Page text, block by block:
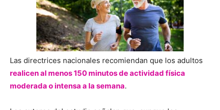
Las directrices nacionales recomiendan que los adultos
realicen al menos 150 minutos de actividad física
moderada o intensa a la semana.